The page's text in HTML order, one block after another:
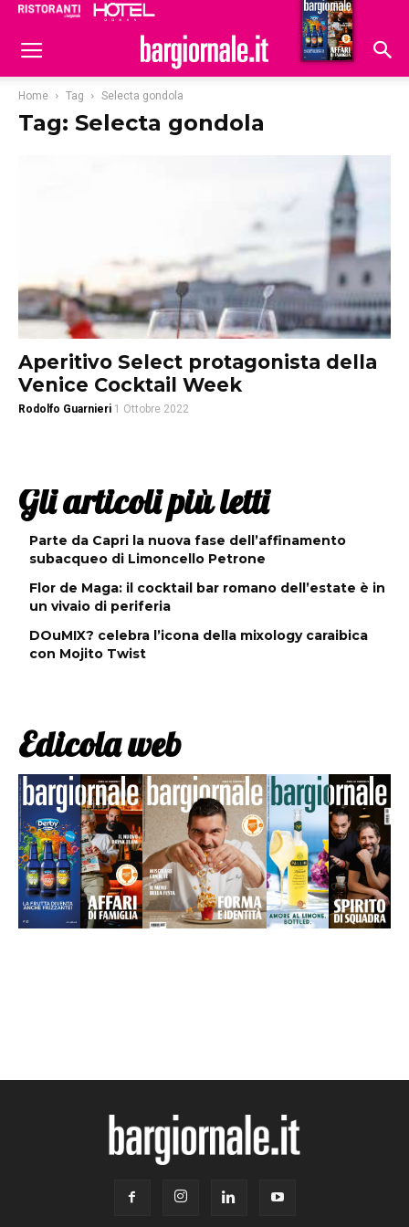
Hoteldomani
Home Tag Selecta gondola
Tag: Selecta gondola
Aperitivo Select protagonista della
Venice Cocktail Week
Rodolfo Guarnieri 1 Ottobre 2022
Gli articoli più letti
Parte da Capri la nuova fase dell’affinamento
subacqueo di Limoncello Petrone
Flor de Maga: il cocktail bar romano dell’estate è in
un vivaio di periferia
DOuMIX? celebra l’icona della mixology caraibica
con Mojito Twist
Edicola web